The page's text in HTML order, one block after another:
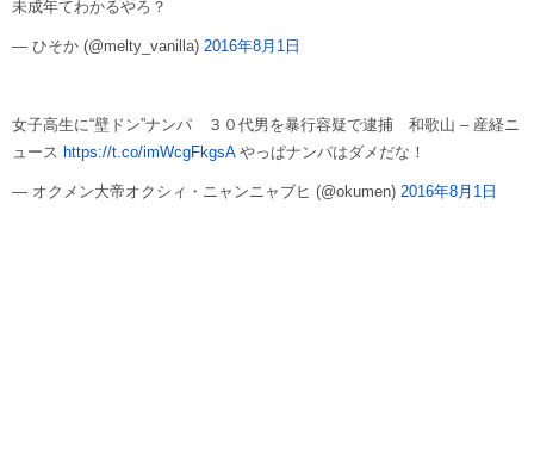
未成年てわかるやろ？
— ひそか (@melty_vanilla) 2016年8月1日
女子高生に“壁ドン”ナンパ ３０代男を暴行容疑で逮捕 和歌山 – 産経ニ
ュース https://t.co/imWcgFkgsAやっぱナンパはダメだな！
— オクメン大帝オクシィ・ニャンニャブヒ (@okumen) 2016年8月1日